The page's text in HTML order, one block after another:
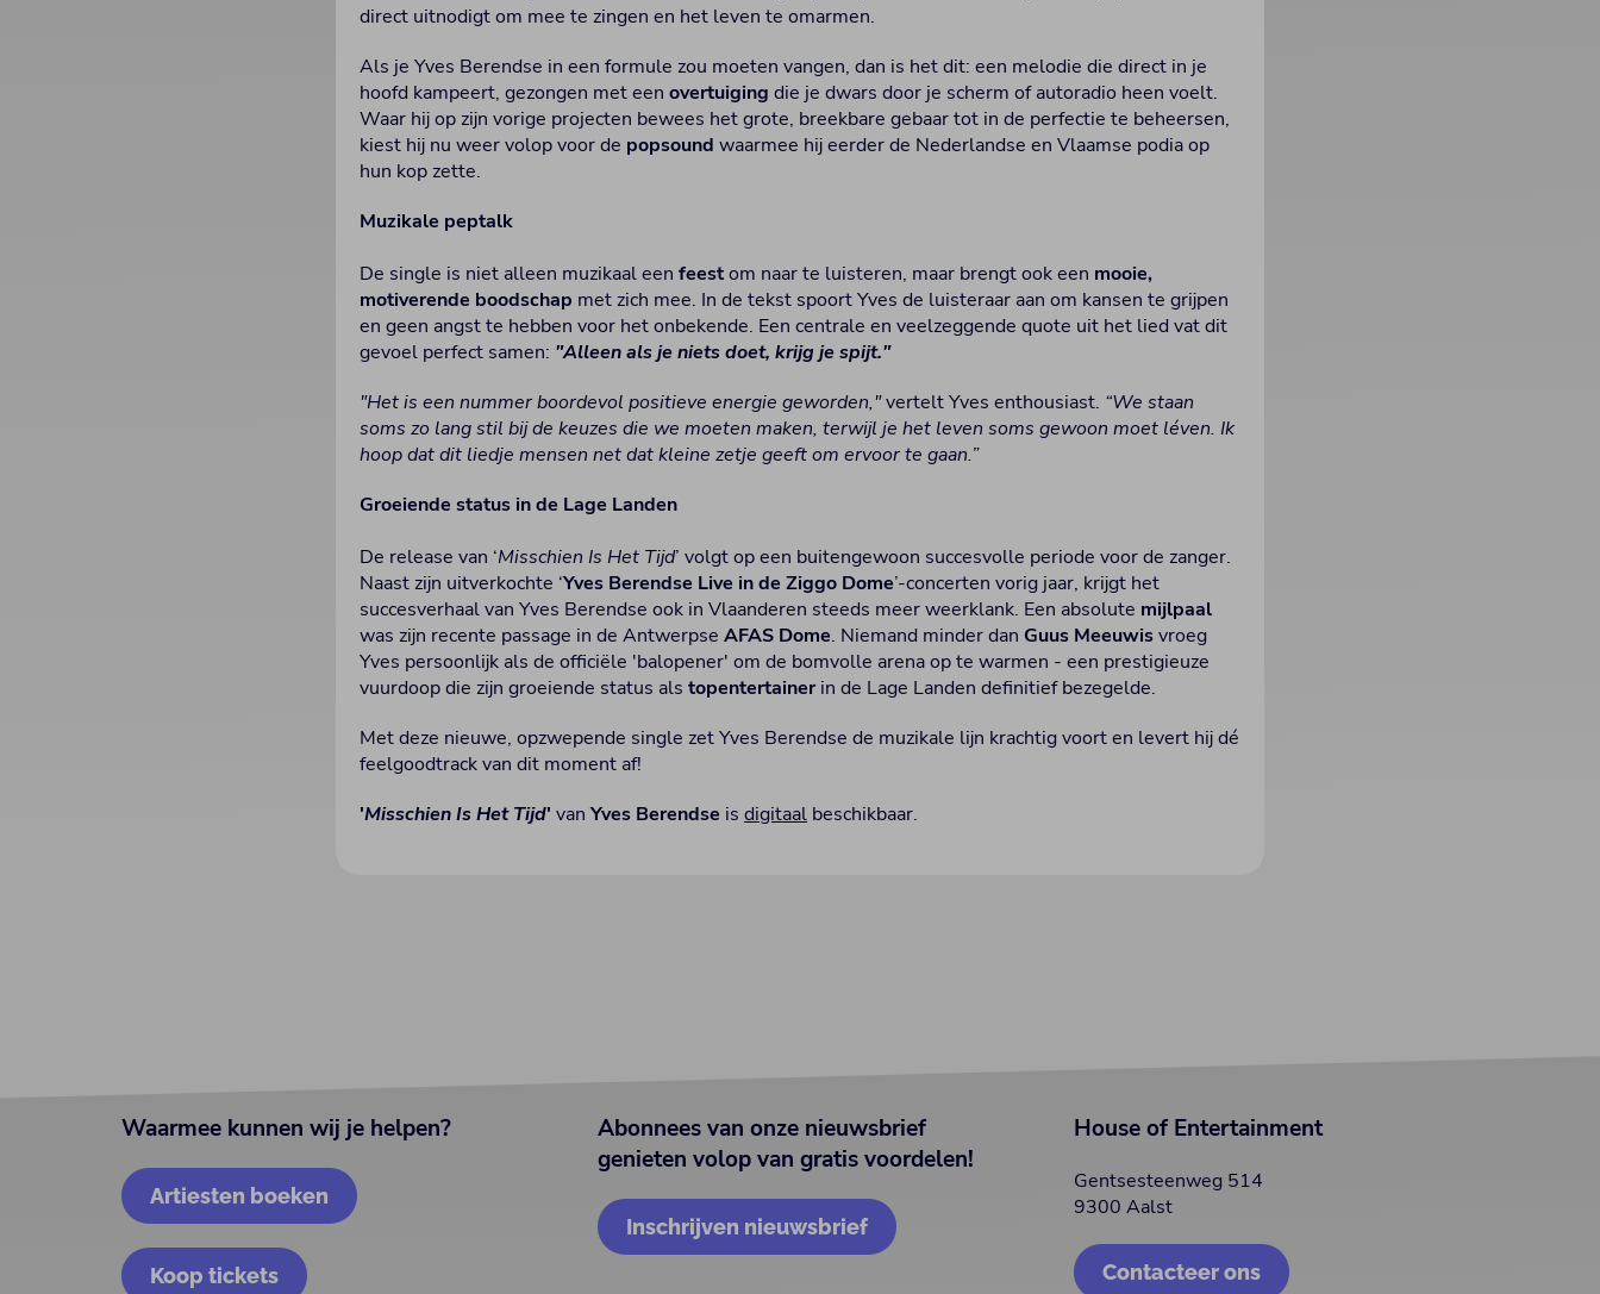
direct uitnodigt om mee te zingen en het leven te omarmen.
Als je Yves Berendse in een formule zou moeten vangen, dan is het dit: een melodie die direct in je
hoofd kampeert, gezongen met eenovertuiging die je dwars door je scherm of autoradio heen voelt.
Waar hij op zijn vorige projecten bewees het grote, breekbare gebaar tot in de perfectie te beheersen,
kiest hij nu weer volop voor de popsoundwaarmee hij eerder de Nederlandse en Vlaamse podia op
hun kop zette.
Muzikale peptalk
De single is niet alleen muzikaal eenfeestom naar te luisteren, maar brengt ook een mooie,
motiverende boodschap met zich mee. In de tekst spoort Yves de luisteraar aan om kansen te grijpen
en geen angst te hebben voor het onbekende. Een centrale en veelzeggende quote uit het lied vat dit
gevoel perfect samen: "Alleen als je niets doet, krijg je spijt."
"Het is een nummer boordevol positieve energie geworden,"vertelt Yves enthousiast. “We staan
soms zo lang stil bij de keuzes die we moeten maken, terwijl je het leven soms gewoon moet léven. Ik
hoop dat dit liedje mensen net dat kleine zetje geeft om ervoor te gaan.”
Groeiende status in de Lage Landen
De release van ‘Misschien Is Het Tijd’ volgt op een buitengewoon succesvolle periode voor de zanger.
Naast zijn uitverkochte ‘Yves Berendse Live in de Ziggo Dome’-concerten vorig jaar, krijgt het
succesverhaal van Yves Berendse ook in Vlaanderen steeds meer weerklank. Een absolute mijlpaal
was zijn recente passage in de AntwerpseAFAS Dome. Niemand minder dan Guus Meeuwisvroeg
Yves persoonlijk als de officiële 'balopener' om de bomvolle arena op te warmen - een prestigieuze
vuurdoop die zijn groeiende status alstopentertainer in de Lage Landen definitief bezegelde.
Met deze nieuwe, opzwepende single zet Yves Berendse de muzikale lijn krachtig voort en levert hij dé
feelgoodtrack van dit moment af!
'Misschien Is Het Tijd' van Yves Berendse isdigitaal beschikbaar.
Waarmee kunnen wij je helpen?
Artiesten boeken
Koop tickets
Abonnees van onze nieuwsbrief
genieten volop van gratis voordelen!
Inschrijven nieuwsbrief
House of Entertainment
Gentsesteenweg 514
9300 Aalst
Contacteer ons